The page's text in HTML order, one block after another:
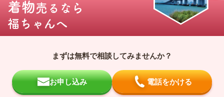
着物売るなら
福ちゃんへ
まずは無料で相談してみませんか？
お申し込み 電話をかける